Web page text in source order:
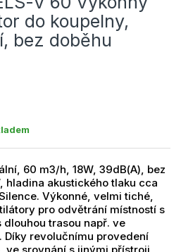
do koupelny,
bez doběhu
60 m3/h, 18W, 39dB(A), bez
hladina akustického tlaku cca
Výkonné, velmi tiché,
pro odvětrání místností s
trasou např. ve
revolučnímu provedení
ve srovnání s jinými přístroji,